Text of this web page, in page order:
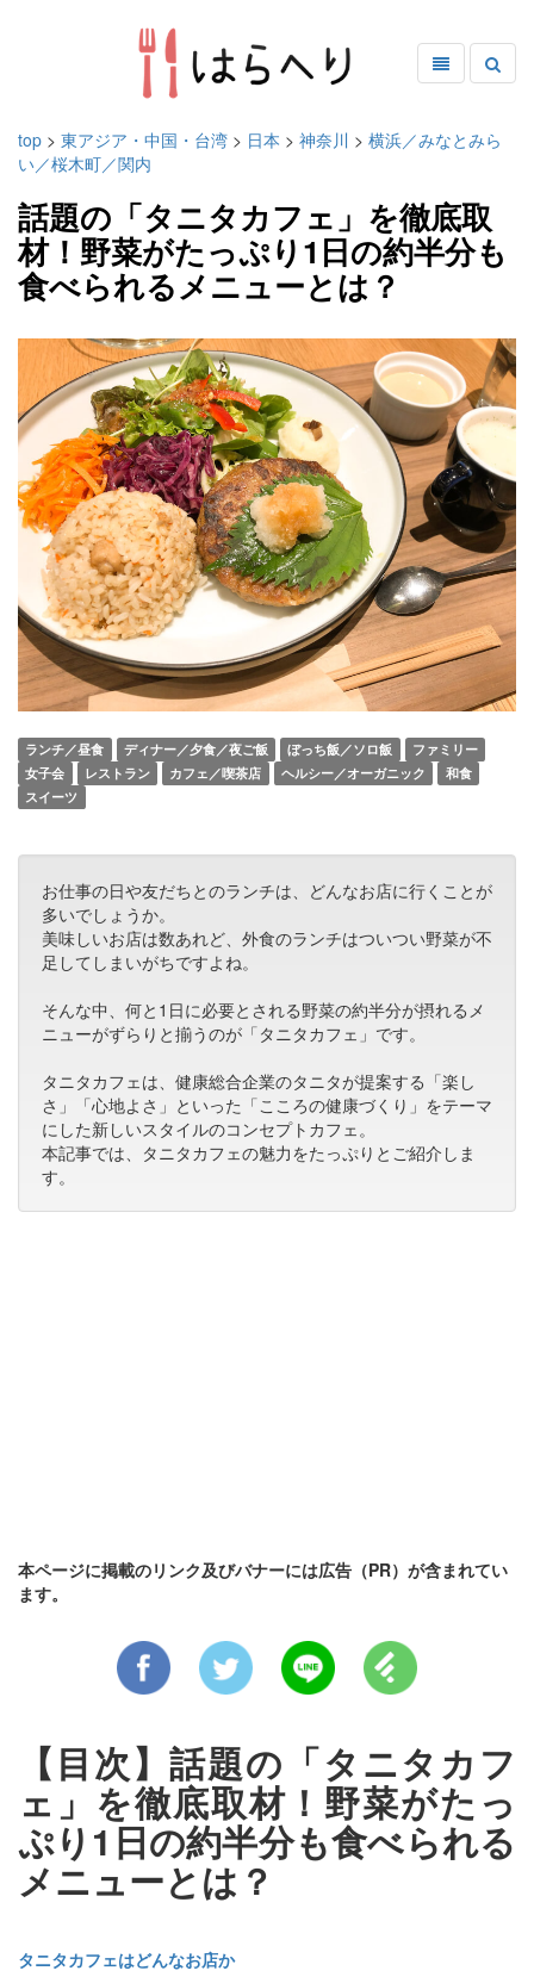
top > 東アジア・中国・台湾 > 日本 > 神奈川 > 横浜／みなとみら
い／桜木町／関内
話題の「タニタカフェ」を徹底取
材！野菜がたっぷり1日の約半分も
食べられるメニューとは？
ランチ／昼食 ディナー／夕食／夜ご飯 ぼっち飯／ソロ飯
ファミリー
女子会
レストラン カフェ／喫茶店 ヘルシー／オーガニック
和食
スイーツ
お仕事の日や友だちとのランチは、どんなお店に行くことが
多いでしょうか。
美味しいお店は数あれど、外食のランチはついつい野菜が不
足してしまいがちですよね。
そんな中、何と1日に必要とされる野菜の約半分が摂れるメ
ニューがずらりと揃うのが「タニタカフェ」です。
タニタカフェは、健康総合企業のタニタが提案する「楽し
さ」「心地よさ」といった「こころの健康づくり」をテーマ
にした新しいスタイルのコンセプトカフェ。
本記事では、タニタカフェの魅力をたっぷりとご紹介しま
す。
本ページに掲載のリンク及びバナーには広告（PR）が含まれてい
ます。
【目次】話題の「タニタカフ
ェ」を徹底取材！野菜がたっ
ぷり1日の約半分も食べられる
メニューとは？
タニタカフェはどんなお店か